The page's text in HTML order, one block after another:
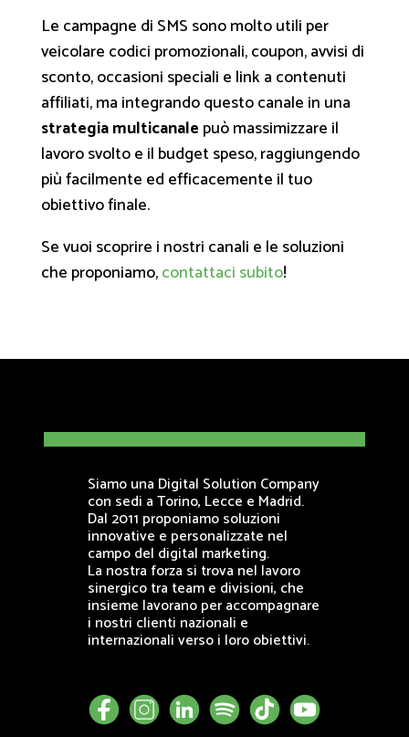
Le campagne di SMS sono molto utili per
veicolare codici promozionali, coupon, avvisi di
sconto, occasioni speciali e link a contenuti
affiliati, ma integrando questo canale in una
strategia multicanale può massimizzare il
lavoro svolto e il budget speso, raggiungendo
più facilmente ed efficacemente il tuo
obiettivo finale.
Se vuoi scoprire i nostri canali e le soluzioni
che proponiamo,contattaci subito!
Siamo una Digital Solution Company
con sedi a Torino, Lecce e Madrid.
Dal 2011 proponiamo soluzioni
innovative e personalizzate nel
campo del digital marketing.
La nostra forza si trova nel lavoro
sinergico tra team e divisioni, che
insieme lavorano per accompagnare
i nostri clienti nazionali e
internazionali verso i loro obiettivi.